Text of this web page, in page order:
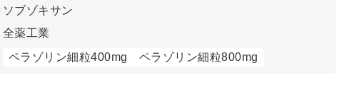
ソブゾキサン
全薬工業
ペラゾリン細粒400mg ペラゾリン細粒800mg